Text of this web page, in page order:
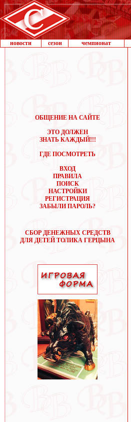
новости сезон чемпионат
ОБЩЕНИЕ НА САЙТЕ
ЭТО ДОЛЖЕН
ЗНАТЬ КАЖДЫЙ!!!
ГДЕ ПОСМОТРЕТЬ
ВХОД
ПРАВИЛА
ПОИСК
НАСТРОЙКИ
РЕГИСТРАЦИЯ
ЗАБЫЛИ ПАРОЛЬ?
СБОР ДЕНЕЖНЫХ СРЕДСТВ
ДЛЯ ДЕТЕЙ ТОЛИКА ГЕРЦЫНА